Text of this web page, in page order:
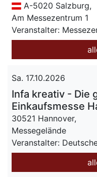
A-5020 Salzburg,
Am Messezentrum 1
Veranstalter:
Sa. 17.10.2026
Infa kreativ - Die
Einkaufsmesse
30521 Hannover,
Messegelände
Veranstalter: